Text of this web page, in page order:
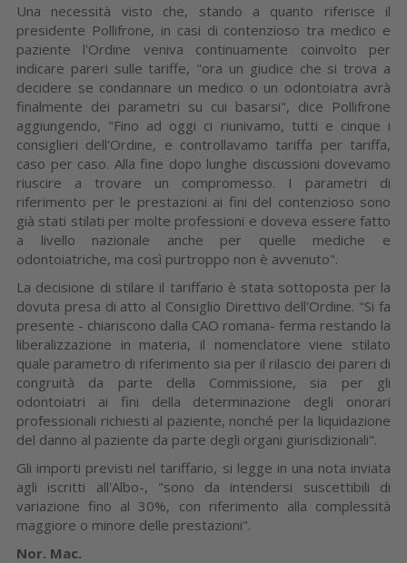
Una necessità visto che, stando a quanto riferisce il
presidente Pollifrone, in casi di contenzioso tra medico e
paziente l'Ordine veniva continuamente coinvolto per
indicare pareri sulle tariffe, "ora un giudice che si trova a
decidere se condannare un medico o un odontoiatra avrà
finalmente dei parametri su cui basarsi", dice Pollifrone
aggiungendo, "Fino ad oggi ci riunivamo, tutti e cinque i
consiglieri dell'Ordine, e controllavamo tariffa per tariffa,
caso per caso. Alla fine dopo lunghe discussioni dovevamo
riuscire a trovare un compromesso. I parametri di
riferimento per le prestazioni ai fini del contenzioso sono
già stati stilati per molte professioni e doveva essere fatto
a livello nazionale anche per quelle mediche e
odontoiatriche, ma così purtroppo non è avvenuto".
La decisione di stilare il tariffario è stata sottoposta per la
dovuta presa di atto al Consiglio Direttivo dell'Ordine. "Si fa
presente - chiariscono dalla CAO romana- ferma restando la
liberalizzazione in materia, il nomenclatore viene stilato
quale parametro di riferimento sia per il rilascio dei pareri di
congruità da parte della Commissione, sia per gli
odontoiatri ai fini della determinazione degli onorari
professionali richiesti al paziente, nonché per la liquidazione
del danno al paziente da parte degli organi giurisdizionali".
Gli importi previsti nel tariffario, si legge in una nota inviata
agli iscritti all'Albo-, "sono da intendersi suscettibili di
variazione fino al 30%, con riferimento alla complessità
maggiore o minore delle prestazioni".
Nor. Mac.